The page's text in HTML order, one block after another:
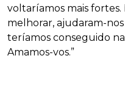
voltaríamos mais fortes.
melhorar, ajudaram-
teríamos conseguido
Amamos-vos.”